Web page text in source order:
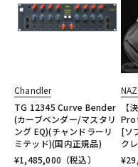
Chandler
TG 12345 Curve Bender
(カーブベンダー/マスタリ
ング EQ)(チャンドラーリ
ミテッド)(国内正規品)
¥1,485,000 （税込）
【
[ソ
ク
¥